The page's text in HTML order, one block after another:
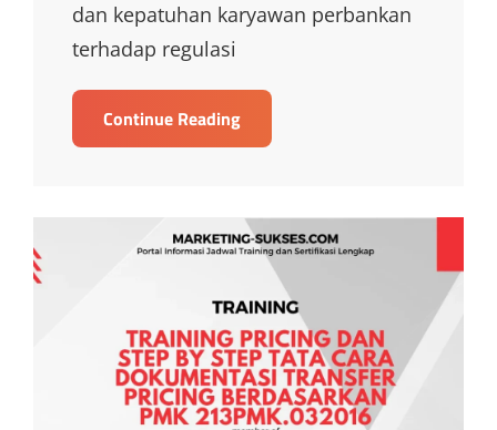
dan kepatuhan karyawan perbankan
terhadap regulasi
Continue ReadingTRAINING
PERPAJAKAN